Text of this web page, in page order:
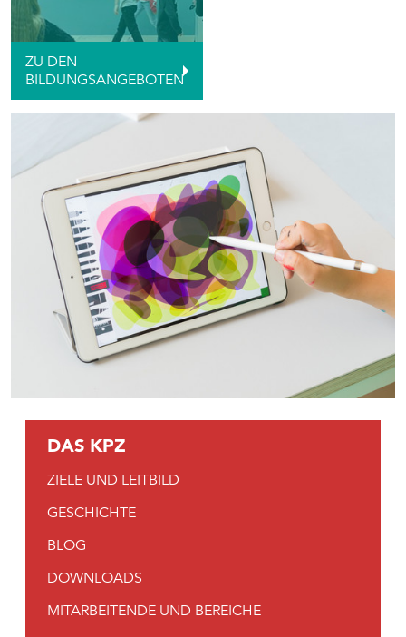
ZU DEN
BILDUNGSANGEBOTEN
DAS KPZ
ZIELE UND LEITBILD
GESCHICHTE
BLOG
DOWNLOADS
MITARBEITENDE UND BEREICHE